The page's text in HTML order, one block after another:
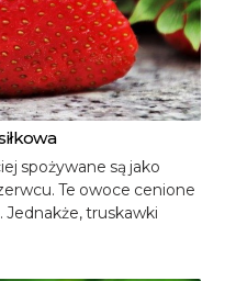
spożywane są jako
Te owoce cenione
truskawki